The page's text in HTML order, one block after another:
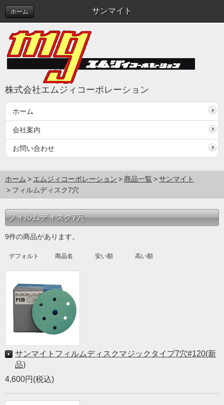
サンマイト
ホーム
株式会社エムジィコーポレーション
ホーム
会社案内
お問い合わせ
ホーム エムジィコーポレーション 商品一覧
サンマイト
フィルムディスク7穴
フィルムディスク7穴
9件の商品があります。
デフォルト 商品名 安い順 高い順
サンマイトフィルムディスクマジックタイプ7穴#120(新
品)
4,600円(税込)